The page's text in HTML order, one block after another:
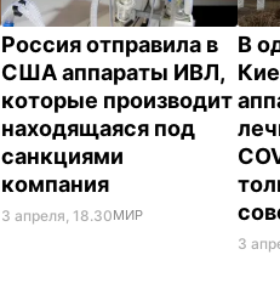
Россия отправила в
США аппараты ИВЛ,
которые производит
находящаяся под
санкциями
компания
3 апреля, 18.30МИР
В
3